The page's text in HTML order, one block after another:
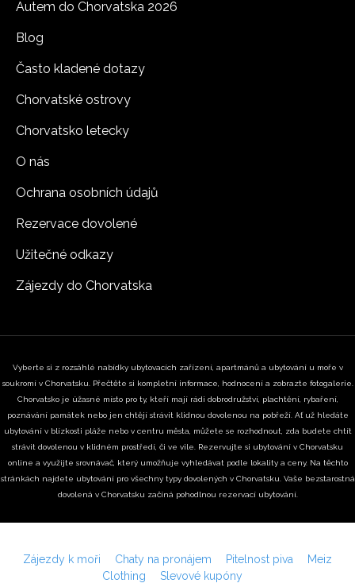
Autem do Chorvatska 2026
Blog
Často kladené dotazy
Chorvatské ostrovy
Chorvatsko letecky
O nás
Ochrana osobních údajů
Rezervace dovolené
Užitečné odkazy
Zájezdy do Chorvatska
Vyberte si z rozsáhlé nabídky ubytovacích zařízení, apartmánů a ubytování u moře v
soukromí v Chorvatsku. Přečtěte si kompletní informace, hodnocení a zobrazte fotogalerie.
Chorvatsko je úžasné místo pro ty, kteří mají rádi dobrodružství, plachtění, rybaření,
poznávání památek nebo jen chtějí strávit klidnou dovolenou na pobřeží. Ať už hledáte
ubytování v blízkosti pláže nebo v centru města, můžete se rozhodnout, zda budete chtít
strávit dovolenou v klidném prostředí, či ve vile. Rezervujte si ubytování v Chorvatsku
online a využijte srovnávač, který umožňuje vyhledávat podle lokality a ceny. Na těchto
stránkách najdete ubytování pro všechny typy dovolených v Chorvatsku. Vaše bezstarostná
dovolená v Chorvatsku začíná pohodlnou rezervací ubytování.
Zájezdy k moři Chaty na pronájem Pitelnost piva
Meiz
Clothing
Slevové kupóny